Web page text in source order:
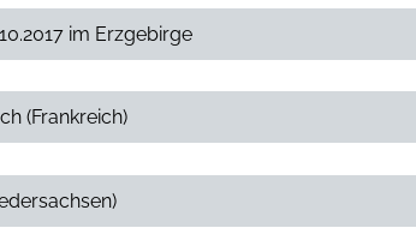
im Erzgebirge
(Frankreich)